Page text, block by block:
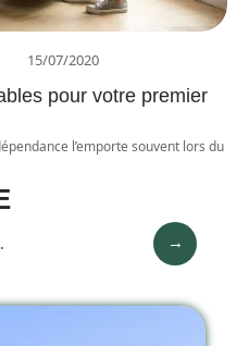
15/07/2020
pour votre premier
l’emporte souvent lors du